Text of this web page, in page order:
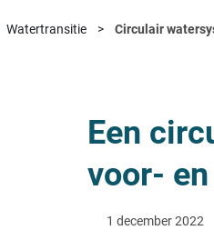
Watertransitie Circulair
Een
voor-
1 december 2022